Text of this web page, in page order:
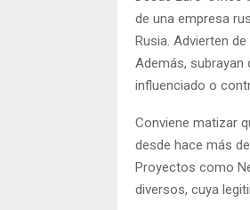
de una empresa
Rusia. Advierten
Además,
influenciado o
Conviene matizar
desde hace más
Proyectos como
diversos, cuya